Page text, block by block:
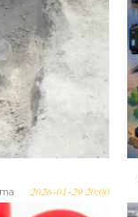
is
2026-01-29 20:00